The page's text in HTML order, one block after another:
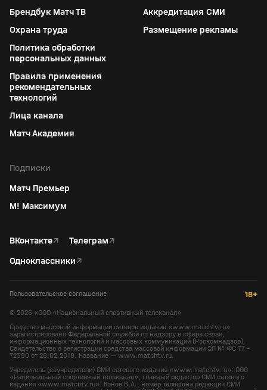
Брендбук Матч ТВ
Охрана труда
Политика обработки
персональных данных
Правила применения
рекомендательных
технологий
Лица канала
Матч Академия
Аккредитация СМИ
Размещение рекламы
Подписки
Матч Премьер
М! Максимум
ВКонтакте↗ Телеграм↗
Одноклассники↗
Пользовательское соглашение 18+
© 2026 «ООО «Национальный спортивный телеканал»
Средство массовой информации сетевое издание «www.matchtv.ru»
зарегистрировано Федеральной службой по надзору в сфере связи,
информационных технологий и массовых коммуникаций (Роскомнадзор).
Свидетельство о регистрации средства массовой информации ЭЛ № ФС 77 -
72390 от 28.02.2018. Название — www.matchtv.ru.
Учредитель (соучредители) СМИ сетевого издания «www.matchtv.ru»: ООО
«Национальный спортивный телеканал», главный редактор СМИ сетевого
издания «www.matchtv.ru»: Конов В.А., номер телефона редакции СМИ